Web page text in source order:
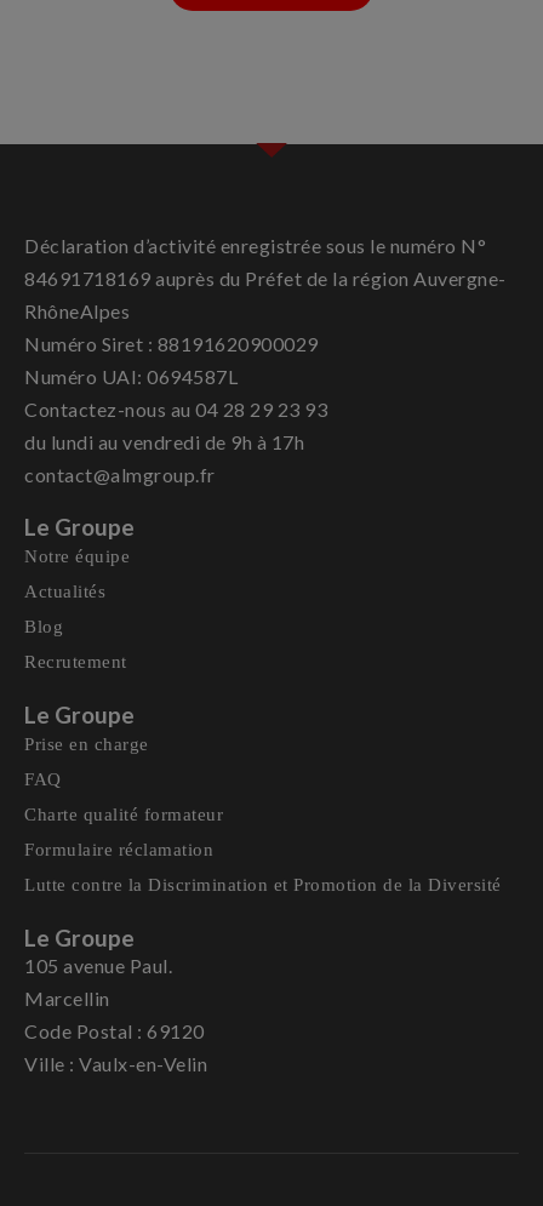
Déclaration d’activité enregistrée sous le numéro N°
84691718169 auprès du Préfet de la région Auvergne-
RhôneAlpes
Numéro Siret : 88191620900029
Numéro UAI: 0694587L
Contactez-nous au 04 28 29 23 93
du lundi au vendredi de 9h à 17h
contact@almgroup.fr
Le Groupe
Notre équipe
Actualités
Blog
Recrutement
Le Groupe
Prise en charge
FAQ
Charte qualité formateur
Formulaire réclamation
Lutte contre la Discrimination et Promotion de la Diversité
Le Groupe
105 avenue Paul.
Marcellin
Code Postal : 69120
Ville : Vaulx-en-Velin